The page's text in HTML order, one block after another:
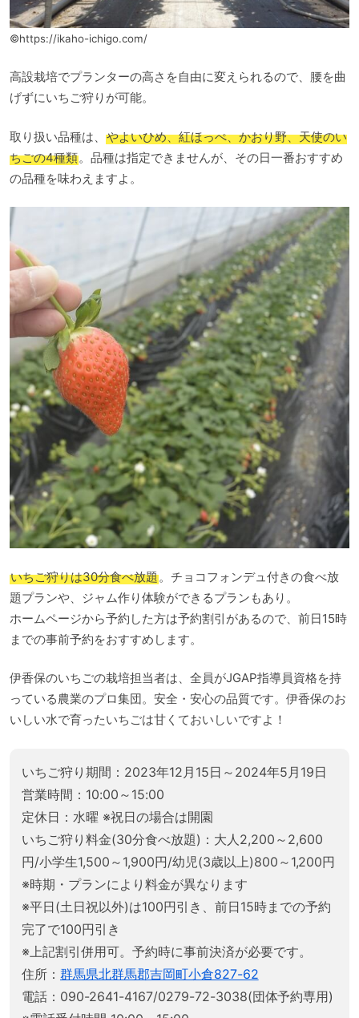
©https://ikaho-ichigo.com/
高設栽培でプランターの高さを自由に変えられるので、腰を曲
げずにいちご狩りが可能。
取り扱い品種は、 やよいひめ、紅ほっぺ、かおり野、天使のい
ちごの4種類。品種は指定できませんが、その日一番おすすめ
の品種を味わえますよ。
いちご狩りは30分食べ放題。チョコフォンデュ付きの食べ放
題プランや、ジャム作り体験ができるプランもあり。
ホームページから予約した方は予約割引があるので、前日15時
までの事前予約をおすすめします。
伊香保のいちごの栽培担当者は、全員がJGAP指導員資格を持
っている農業のプロ集団。安全・安心の品質です。伊香保のお
いしい水で育ったいちごは甘くておいしいですよ！
いちご狩り期間：2023年12月15日～2024年5月19日
営業時間：10:00～15:00
定休日：水曜 ※祝日の場合は開園
いちご狩り料金(30分食べ放題)：大人2,200～2,600
円/小学生1,500～1,900円/幼児(3歳以上)800～1,200円
※時期・プランにより料金が異なります
※平日(土日祝以外)は100円引き、前日15時までの予約
完了で100円引き
※上記割引併用可。予約時に事前決済が必要です。
住所： 群馬県北群馬郡吉岡町小倉827-62
電話：090-2641-4167/0279-72-3038(団体予約専用)